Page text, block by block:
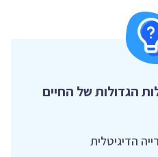
הגדולות של החיים
הדיגיטלית